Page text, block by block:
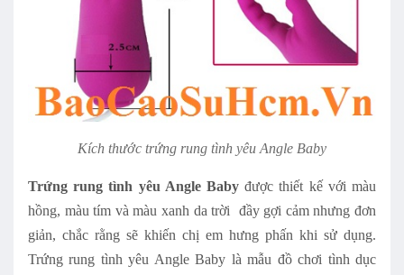
Kích thước trứng rung tình yêu Angle Baby
Trứng rung tình yêu Angle Baby được thiết kế với màu
hồng, màu tím và màu xanh da trời đầy gợi cảm nhưng đơn
giản, chắc rằng sẽ khiến chị em hưng phấn khi sử dụng.
Trứng rung tình yêu Angle Baby là mẫu đồ chơi tình dục